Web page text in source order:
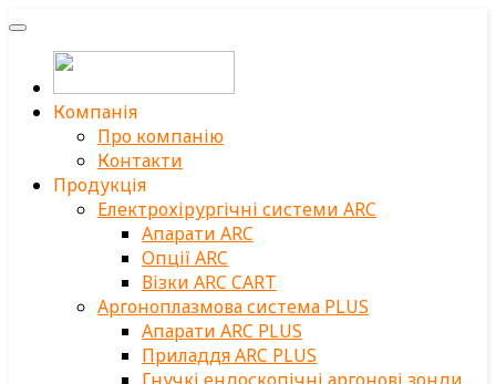
Компанія
Про компанію
Контакти
Продукція
Електрохірургічні системи ARC
Апарати ARC
Опції ARC
Візки ARC CART
Аргоноплазмова система PLUS
Апарати ARC PLUS
Приладдя ARC PLUS